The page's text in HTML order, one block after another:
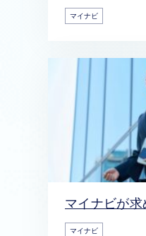
マイナビ
マイナビが
マイナビ